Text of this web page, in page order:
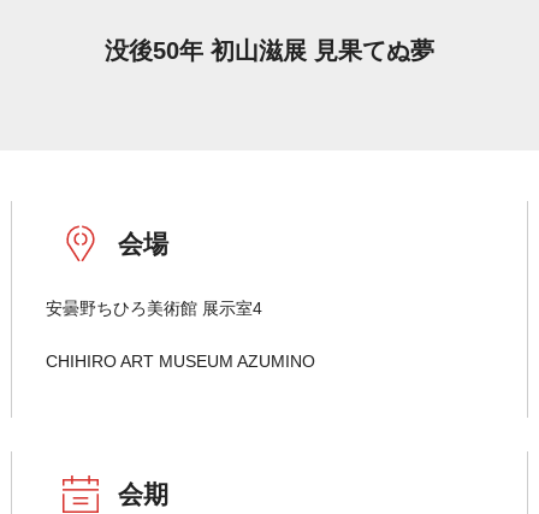
没後50年 初山滋展 見果てぬ夢
会場
安曇野ちひろ美術館 展示室4
CHIHIRO ART MUSEUM AZUMINO
会期